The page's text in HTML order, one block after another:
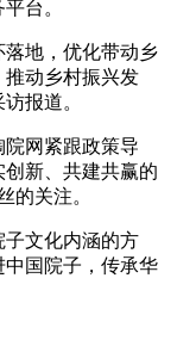
台。
地，优化带动乡
动乡村振兴发
报道。
网紧跟政策导
新、共建共赢的
的关注。
子文化内涵的方
国院子，传承华